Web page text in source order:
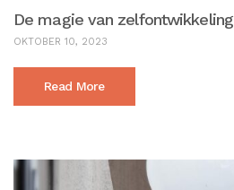
De magie van zelfontwikkeling
OKTOBER 10, 2023
Read More